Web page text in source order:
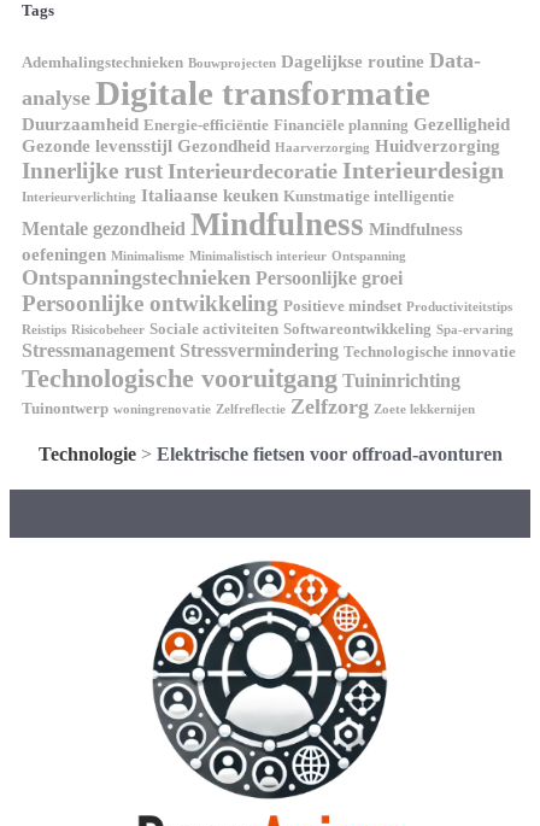
Tags
Ademhalingstechnieken Bouwprojecten Dagelijkse routine Data-
analyse Digitale transformatie
Duurzaamheid Energie-efficiëntie Financiële planning Gezelligheid
Gezonde levensstijl Gezondheid Haarverzorging Huidverzorging
Innerlijke rust Interieurdecoratie Interieurdesign
Interieurverlichting Italiaanse keuken Kunstmatige intelligentie
Mentale gezondheid Mindfulness Mindfulness
oefeningen Minimalisme Minimalistisch interieur Ontspanning
Ontspanningstechnieken Persoonlijke groei
Persoonlijke ontwikkeling Positieve mindset Productiviteitstips
Reistips Risicobeheer Sociale activiteiten Softwareontwikkeling Spa-ervaring
Stressmanagement Stressvermindering Technologische innovatie
Technologische vooruitgang Tuininrichting
Tuinontwerp woningrenovatie Zelfreflectie Zelfzorg Zoete lekkernijen
Technologie> Elektrische fietsen voor offroad-avonturen